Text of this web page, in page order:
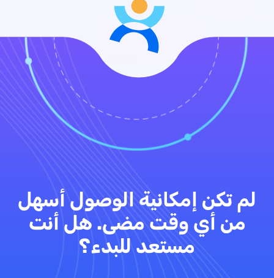
لم تكن إمكانية الوصول أسهل
من أي وقت مضى. هل أنت
مستعد للبدء؟